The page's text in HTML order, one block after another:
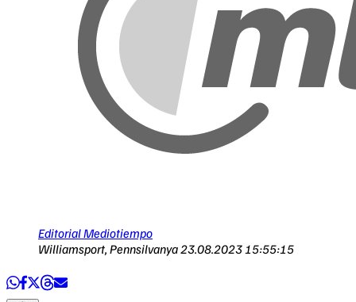
Editorial Mediotiempo
Williamsport, Pennsilvanya23.08.2023 15:55:15